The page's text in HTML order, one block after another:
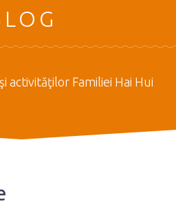
activităţilor Familiei Hai Hui